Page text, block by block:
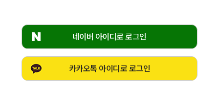
네이버 아이디로 로그인
카카오톡 아이디로 로그인